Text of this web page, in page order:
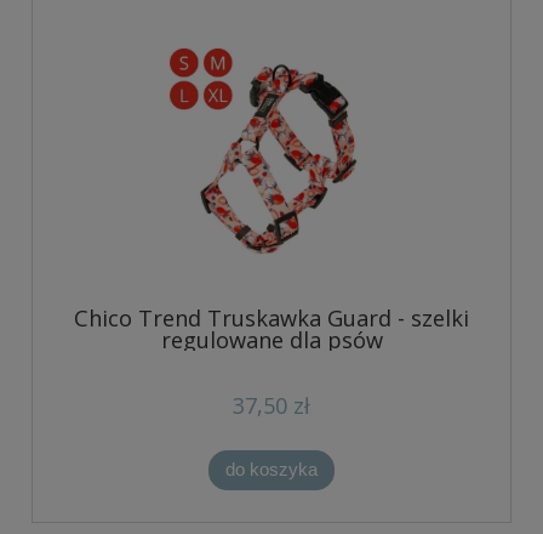
Chico Trend Truskawka Guard - szelki
regulowane dla psów
37,50 zł
do koszyka